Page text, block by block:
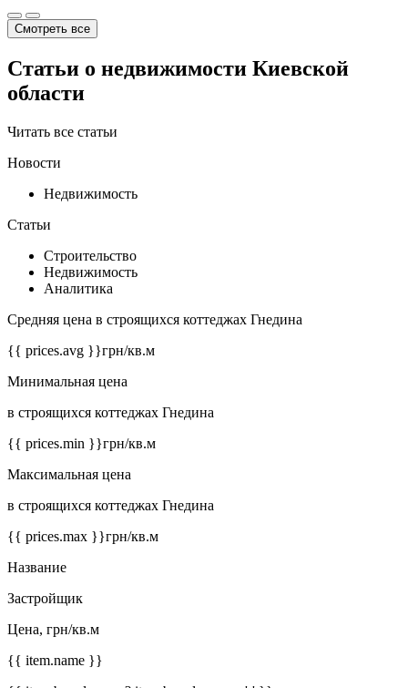
Смотреть все
Статьи о недвижимости Киевской
области
Читать все статьи
Новости
Недвижимость
Статьи
Строительство
Недвижимость
Аналитика
Средняя цена в строящихся коттеджах Гнедина
{{ prices.avg }}грн/кв.м
Минимальная цена
в строящихся коттеджах Гнедина
{{ prices.min }}грн/кв.м
Максимальная цена
в строящихся коттеджах Гнедина
{{ prices.max }}грн/кв.м
Название
Застройщик
Цена, грн/кв.м
{{ item.name }}